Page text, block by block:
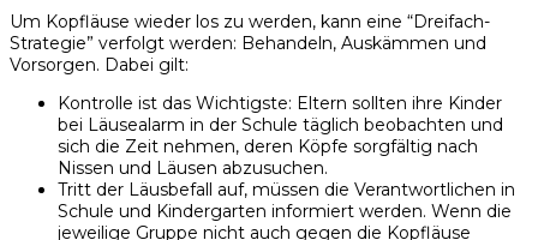
Um Kopfläuse wieder los zu werden, kann eine “Dreifach-
Strategie” verfolgt werden: Behandeln, Auskämmen und
Vorsorgen. Dabei gilt:
Kontrolle ist das Wichtigste: Eltern sollten ihre Kinder
bei Läusealarm in der Schule täglich beobachten und
sich die Zeit nehmen, deren Köpfe sorgfältig nach
Nissen und Läusen abzusuchen.
Tritt der Läusbefall auf, müssen die Verantwortlichen in
Schule und Kindergarten informiert werden. Wenn die
jeweilige Gruppe nicht auch gegen die Kopfläuse